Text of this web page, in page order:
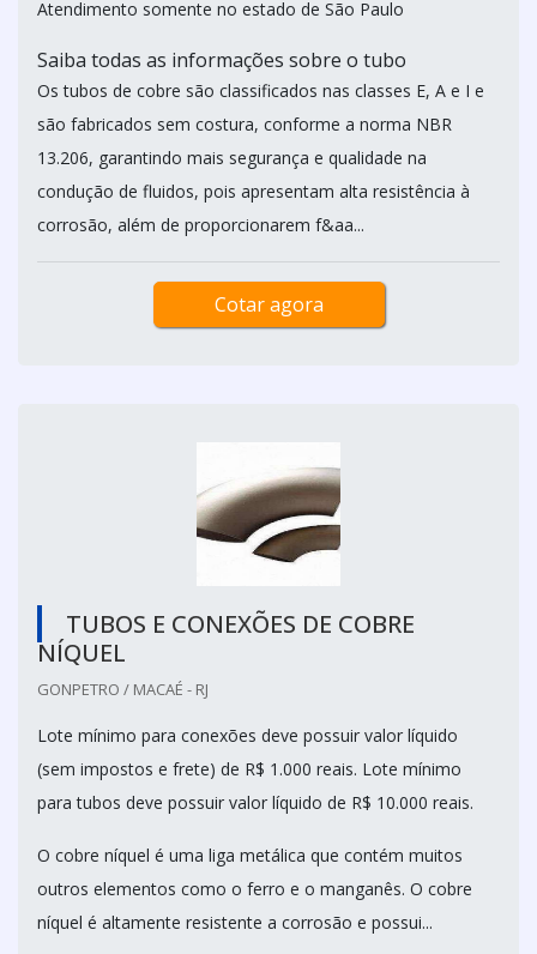
Atendimento somente no estado de São Paulo
Saiba todas as informações sobre o tubo
Os tubos de cobre são classificados nas classes E, A e I e
são fabricados sem costura, conforme a norma NBR
13.206, garantindo mais segurança e qualidade na
condução de fluidos, pois apresentam alta resistência à
corrosão, além de proporcionarem f&aa...
Cotar agora
TUBOS E CONEXÕES DE COBRE
NÍQUEL
GONPETRO / MACAÉ - RJ
Lote mínimo para conexões deve possuir valor líquido
(sem impostos e frete) de R$ 1.000 reais. Lote mínimo
para tubos deve possuir valor líquido de R$ 10.000 reais.
O cobre níquel é uma liga metálica que contém muitos
outros elementos como o ferro e o manganês. O cobre
níquel é altamente resistente a corrosão e possui...